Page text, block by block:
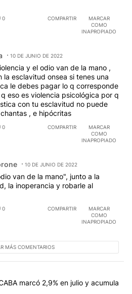
0 COMPARTIR
MARCAR
COMO
INAPROPIADO
10 DE JUNIO DE 2022
y el odio van de la mano ,
la esclavitud onsea si tenes una
le debes pagar lo q corresponde
eso es violencia psicológica por q
con tu esclavitud no puede
, e hipócritas
0 COMPARTIR
MARCAR
COMO
INAPROPIADO
10 DE JUNIO DE 2022
van de la mano", junto a la
la inoperancia y robarle al
0 COMPARTIR
MARCAR
COMO
INAPROPIADO
MÁS COMENTARIOS
con más comentarios en los
el título "La inflación en CABA
marcó 2,9% en julio y acumula